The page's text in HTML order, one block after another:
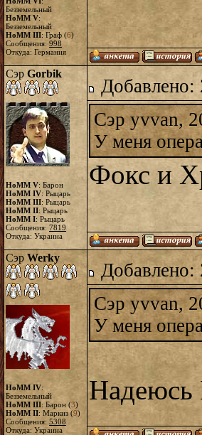
Безземельный
HoMM V:
Безземельный
HoMM III: Граф (6)
Сообщения: 998
Откуда: Германия
Сэр Gorbik
HoMM V: Барон
HoMM IV: Рыцарь
HoMM III: Рыцарь
HoMM II: Рыцарь
HoMM I: Рыцарь
Сообщения: 7819
Откуда: Украина
Добавлено:
Сэр yvvan,
У меня
Фокс и
Сэр Werky
HoMM IV:
Безземельный
HoMM III: Барон (3)
HoMM II: Маркиз (9)
Сообщения: 5308
Откуда: Украина
Добавлено:
Сэр yvvan,
У меня
Надеюсь